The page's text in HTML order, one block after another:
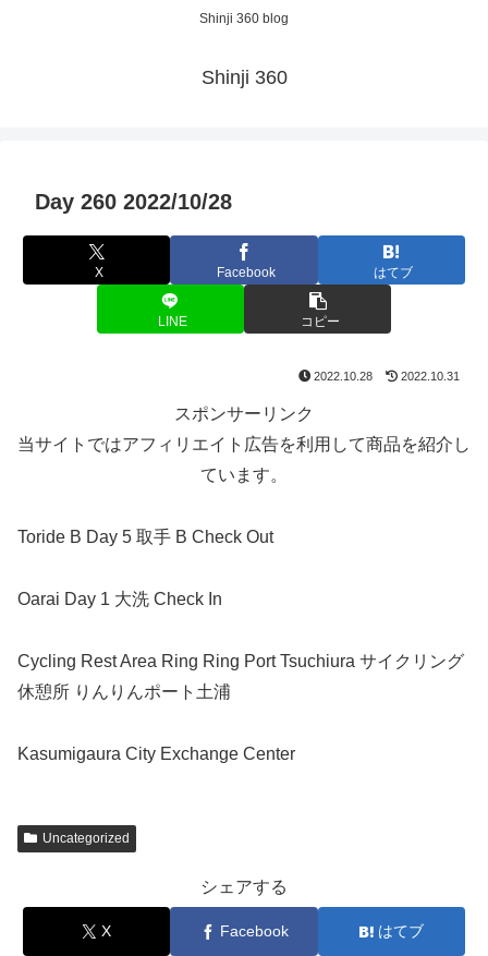
Shinji 360 blog
Shinji 360
Day 260 2022/10/28
X Facebook はてブ
LINE コピー
2022.10.28 2022.10.31
スポンサーリンク
当サイトではアフィリエイト広告を利用して商品を紹介し
ています。
Toride B Day 5 取手 B Check Out
Oarai Day 1 大洗 Check In
Cycling Rest Area Ring Ring Port Tsuchiura サイクリング
休憩所 りんりんポート土浦
Kasumigaura City Exchange Center
Uncategorized
シェアする
X Facebook はてブ